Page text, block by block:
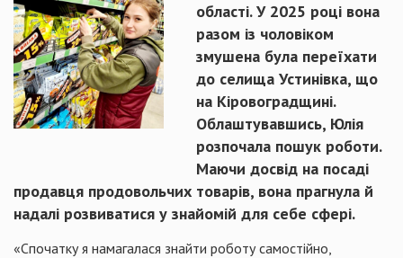
області. У 2025 році вона
разом із чоловіком
змушена була переїхати
до селища Устинівка, що
на Кіровоградщині.
Облаштувавшись, Юлія
розпочала пошук роботи.
Маючи досвід на посаді
продавця продовольчих товарів, вона прагнула й
надалі розвиватися у знайомій для себе сфері.
«Спочатку я намагалася знайти роботу самостійно,